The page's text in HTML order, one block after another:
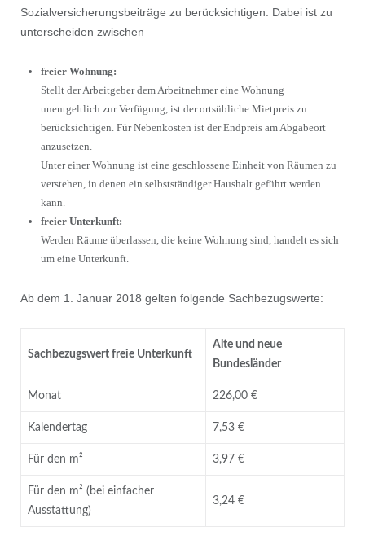
Sozialversicherungsbeiträge zu berücksichtigen. Dabei ist zu
unterscheiden zwischen
freier Wohnung:
Stellt der Arbeitgeber dem Arbeitnehmer eine Wohnung
unentgeltlich zur Verfügung, ist der ortsübliche Mietpreis zu
berücksichtigen. Für Nebenkosten ist der Endpreis am Abgabeort
anzusetzen.
Unter einer Wohnung ist eine geschlossene Einheit von Räumen zu
verstehen, in denen ein selbstständiger Haushalt geführt werden
kann.
freier Unterkunft:
Werden Räume überlassen, die keine Wohnung sind, handelt es sich
um eine Unterkunft.
Ab dem 1. Januar 2018 gelten folgende Sachbezugswerte:
Sachbezugswert freie Unterkunft
Alte und neue
Bundesländer
Monat 226,00 €
Kalendertag 7,53 €
Für den m² 3,97 €
Für den m² (bei einfacher
Ausstattung)
3,24 €